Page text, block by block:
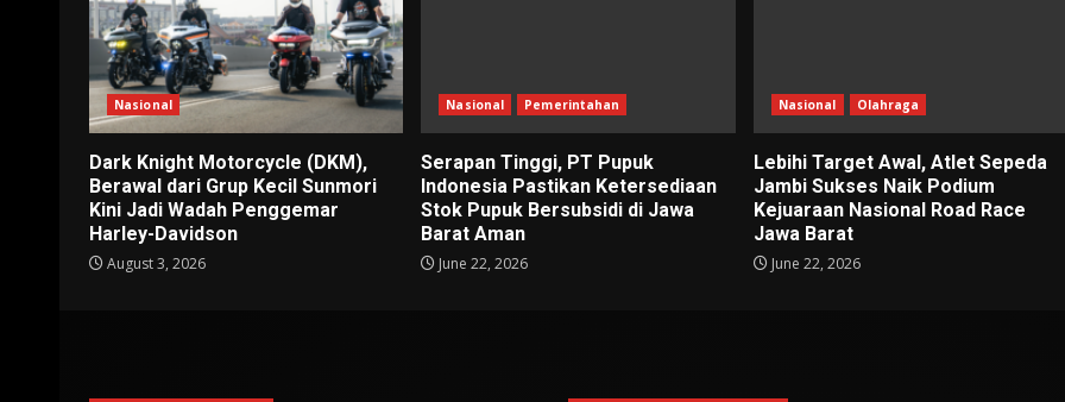
Nasional
Dark Knight Motorcycle (DKM),
Berawal dari Grup Kecil Sunmori
Kini Jadi Wadah Penggemar
Harley-Davidson
August 3, 2026
Nasional Pemerintahan
Serapan Tinggi, PT Pupuk
Indonesia Pastikan Ketersediaan
Stok Pupuk Bersubsidi di Jawa
Barat Aman
June 22, 2026
Nasional Olahraga
Lebihi Target Awal, Atlet Sepeda
Jambi Sukses Naik Podium
Kejuaraan Nasional Road Race
Jawa Barat
June 22, 2026